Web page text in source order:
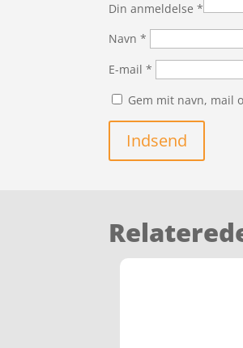
Din anmeldelse*
Navn*
E-mail*
Gem mit navn, mail
Indsend